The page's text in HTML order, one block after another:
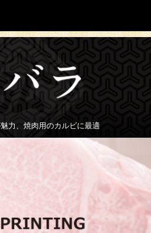
力、焼肉用のカルビに最適